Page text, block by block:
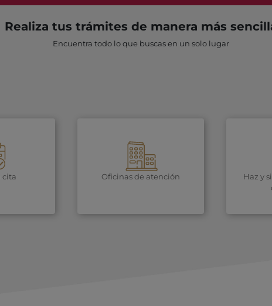
Realiza tus trámites de manera más
Encuentra todo lo que buscas en un solo lugar
cita Oficinas de atención
Haz y